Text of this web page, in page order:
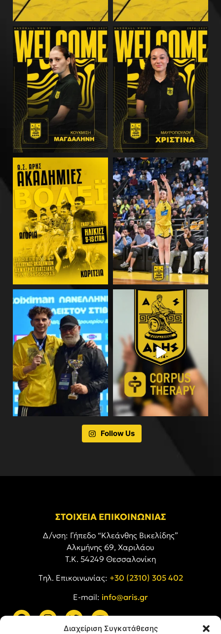
Διαχείριση Συγκατάθεσης
Follow Us
ΣΤΟΙΧΕΙΑ ΕΠΙΚΟΙΝΩΝΙΑΣ
Δ/νση: Γήπεδο “Κλεάνθης Βικελίδης”
Αλκμήνης 69, Χαριλάου
Τ.Κ. 54249 Θεσσαλονίκη
Tηλ. Επικοινωνίας: +30 (2310) 305 402
E-mail: info@aris.gr